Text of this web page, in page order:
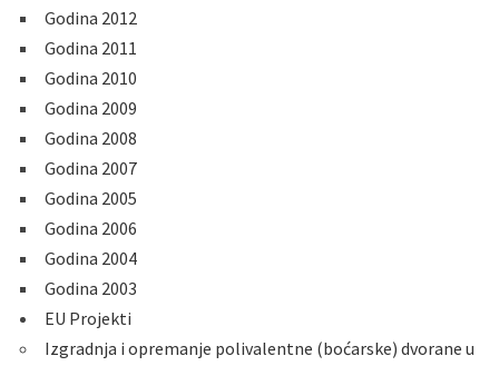
Godina 2012
Godina 2011
Godina 2010
Godina 2009
Godina 2008
Godina 2007
Godina 2005
Godina 2006
Godina 2004
Godina 2003
EU Projekti
Izgradnja i opremanje polivalentne (boćarske) dvorane u